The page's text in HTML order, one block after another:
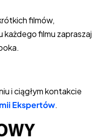
filmów,
filmu zapraszaj
i ciągłym kontakcie
Ekspertów.